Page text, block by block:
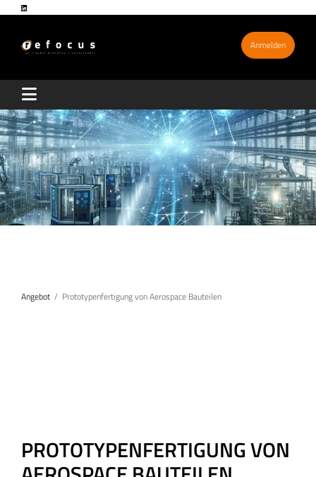
Anmelden
Angebot Prototypenfertigung von Aerospace Bauteilen
PROTOTYPENFERTIGUNG VON